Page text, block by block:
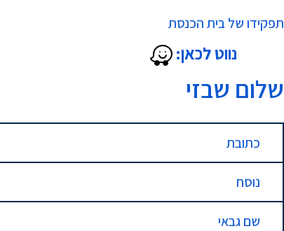
תפקידו של בית הכנסת
נווט לכאן:
שלום שבזי
כתובת
נוסח
שם גבאי